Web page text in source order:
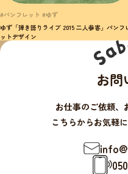
#パンフレット #ゆず
ゆず「弾き語りライブ 2015 二人参客」パンフ
ットデザイン
お問
お仕事のご依頼、
こちらからお気軽